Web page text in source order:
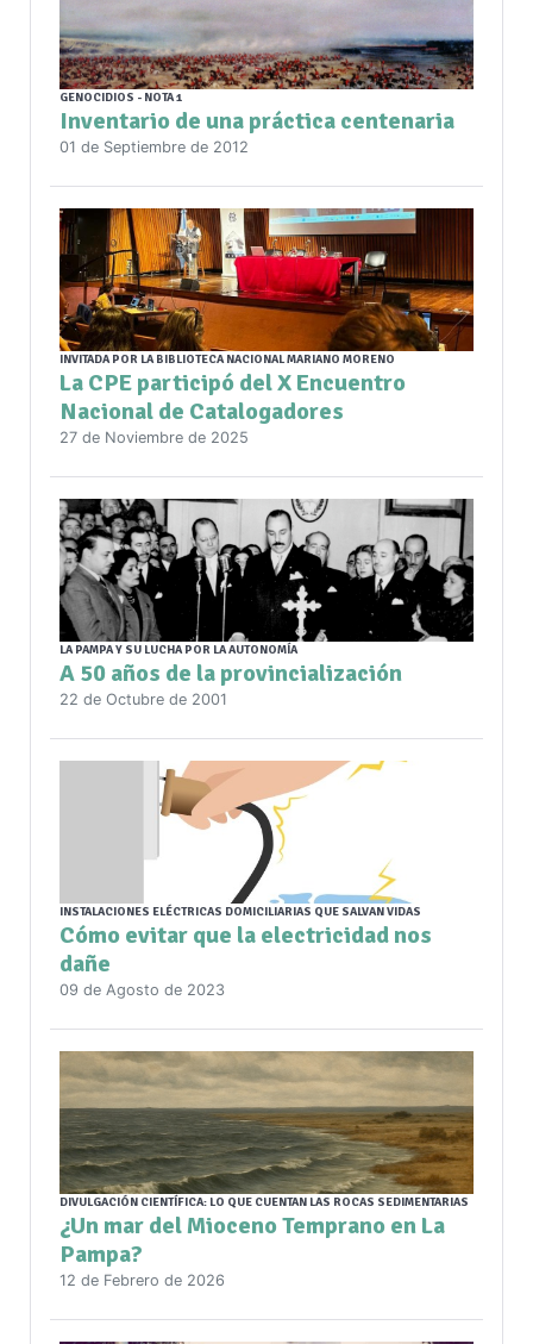
GENOCIDIOS - NOTA 1
Inventario de una práctica centenaria
01 de Septiembre de 2012
INVITADA POR LA BIBLIOTECA NACIONAL MARIANO MORENO
La CPE participó del X Encuentro
Nacional de Catalogadores
27 de Noviembre de 2025
LA PAMPA Y SU LUCHA POR LA AUTONOMÍA
A 50 años de la provincialización
22 de Octubre de 2001
INSTALACIONES ELÉCTRICAS DOMICILIARIAS QUE SALVAN VIDAS
Cómo evitar que la electricidad nos
dañe
09 de Agosto de 2023
DIVULGACIÓN CIENTÍFICA: LO QUE CUENTAN LAS ROCAS SEDIMENTARIAS
¿Un mar del Mioceno Temprano en La
Pampa?
12 de Febrero de 2026